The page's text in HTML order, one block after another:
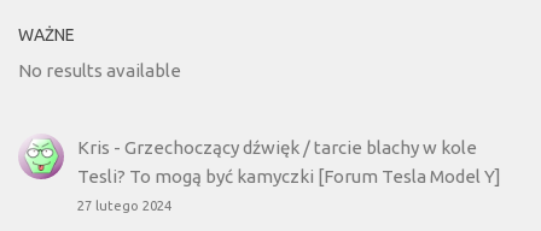
WAŻNE
No results available
Kris - Grzechoczący dźwięk / tarcie blachy w kole
Tesli? To mogą być kamyczki [Forum Tesla Model Y]
27 lutego 2024